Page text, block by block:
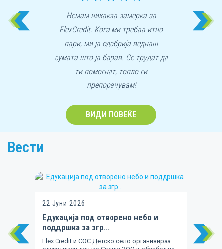
Немам никаква замерка за
FlexCredit. Кога ми требаа итно
пари, ми ја одобрија веднаш
сумата што ја барав. Се трудат да
ти помогнат, топло ги
препорачувам!
ВИДИ ПОВЕЌЕ
Вести
22 Јуни 2026
Едукација под отворено небо и
поддршка за згр...
Flex Credit и СОС Детско село организираа